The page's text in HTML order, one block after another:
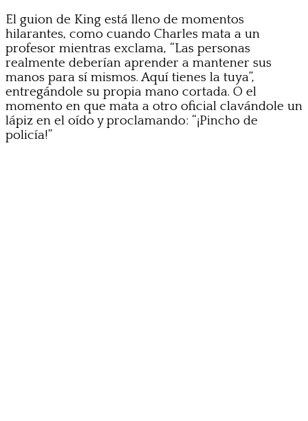
El guion de King está lleno de momentos
hilarantes, como cuando Charles mata a un
profesor mientras exclama, “Las personas
realmente deberían aprender a mantener sus
manos para sí mismos. Aquí tienes la tuya”,
entregándole su propia mano cortada. O el
momento en que mata a otro oficial clavándole un
lápiz en el oído y proclamando: “¡Pincho de
policía!”